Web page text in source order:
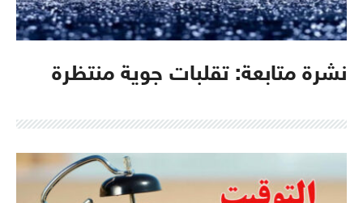
نشرة متابعة: تقلبات جوية منتظرة